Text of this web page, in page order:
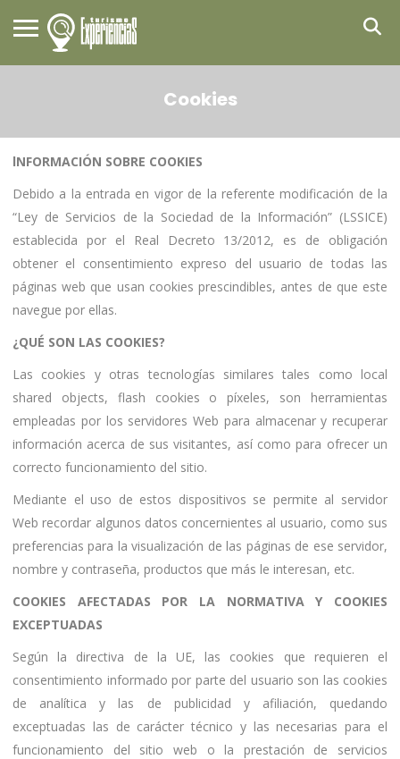
Cookies
lNFORMACIÓN SOBRE COOKIES
Debido a la entrada en vigor de la referente modificación de la
“Ley de Servicios de la Sociedad de la Información” (LSSICE)
establecida por el Real Decreto 13/2012, es de obligación
obtener el consentimiento expreso del usuario de todas las
páginas web que usan cookies prescindibles, antes de que este
navegue por ellas.
¿QUÉ SON LAS COOKIES?
Las cookies y otras tecnologías similares tales como local
shared objects, flash cookies o píxeles, son herramientas
empleadas por los servidores Web para almacenar y recuperar
información acerca de sus visitantes, así como para ofrecer un
correcto funcionamiento del sitio.
Mediante el uso de estos dispositivos se permite al servidor
Web recordar algunos datos concernientes al usuario, como sus
preferencias para la visualización de las páginas de ese servidor,
nombre y contraseña, productos que más le interesan, etc.
COOKIES AFECTADAS POR LA NORMATIVA Y COOKIES
EXCEPTUADAS
Según la directiva de la UE, las cookies que requieren el
consentimiento informado por parte del usuario son las cookies
de analítica y las de publicidad y afiliación, quedando
exceptuadas las de carácter técnico y las necesarias para el
funcionamiento del sitio web o la prestación de servicios